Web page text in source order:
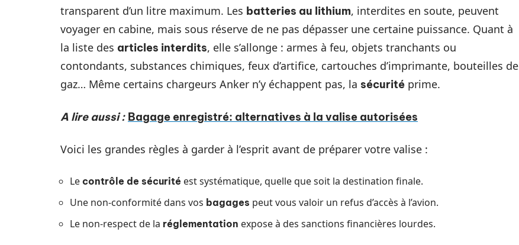
transparent d’un litre maximum. Les batteries au lithium, interdites en soute, peuvent
voyager en cabine, mais sous réserve de ne pas dépasser une certaine puissance. Quant à
la liste des articles interdits, elle s’allonge : armes à feu, objets tranchants ou
contondants, substances chimiques, feux d’artifice, cartouches d’imprimante, bouteilles de
gaz… Même certains chargeurs Anker n’y échappent pas, la sécurité prime.
A lire aussi : Bagage enregistré: alternatives à la valise autorisées
Voici les grandes règles à garder à l’esprit avant de préparer votre valise :
Le contrôle de sécurité est systématique, quelle que soit la destination finale.
Une non-conformité dans vos bagages peut vous valoir un refus d’accès à l’avion.
Le non-respect de la réglementation expose à des sanctions financières lourdes.